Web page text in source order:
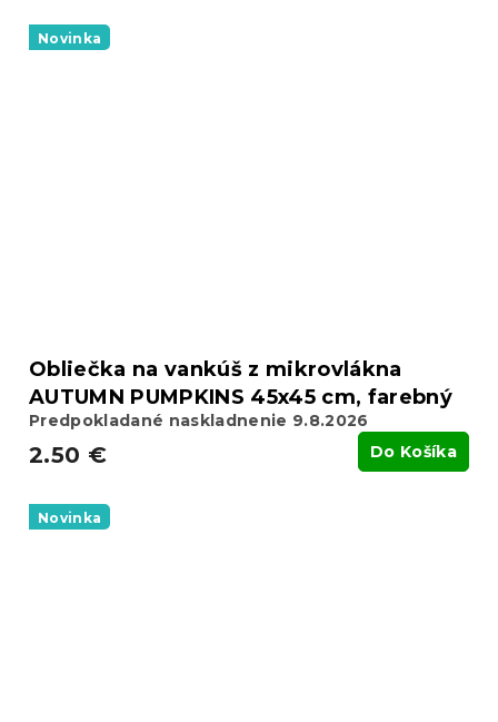
Novinka
Obliečka na vankúš z mikrovlákna
AUTUMN PUMPKINS 45x45 cm, farebný
Predpokladané naskladnenie 9.8.2026
2.50 € Do Košíka
Novinka